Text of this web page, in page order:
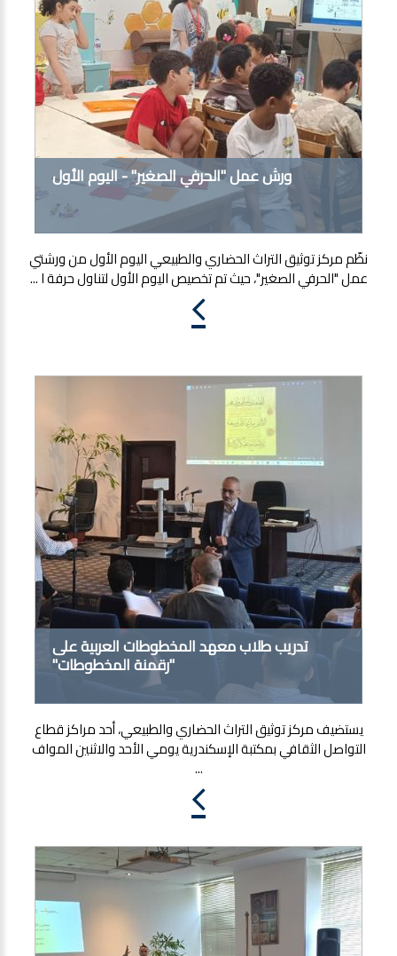
ورش عمل "الحرفي الصغير" - اليوم الأول
نظّم مركز توثيق التراث الحضاري والطبيعي اليوم الأول من ورشتي
عمل "الحرفي الصغير"، حيث تم تخصيص اليوم الأول لتناول حرفة ا ...
تدريب طلاب معهد المخطوطات العربية على
"رقمنة المخطوطات"
يستضيف مركز توثيق التراث الحضاري والطبيعي، أحد مراكز قطاع
التواصل الثقافي بمكتبة الإسكندرية يومي الأحد والاثنين المواف
...